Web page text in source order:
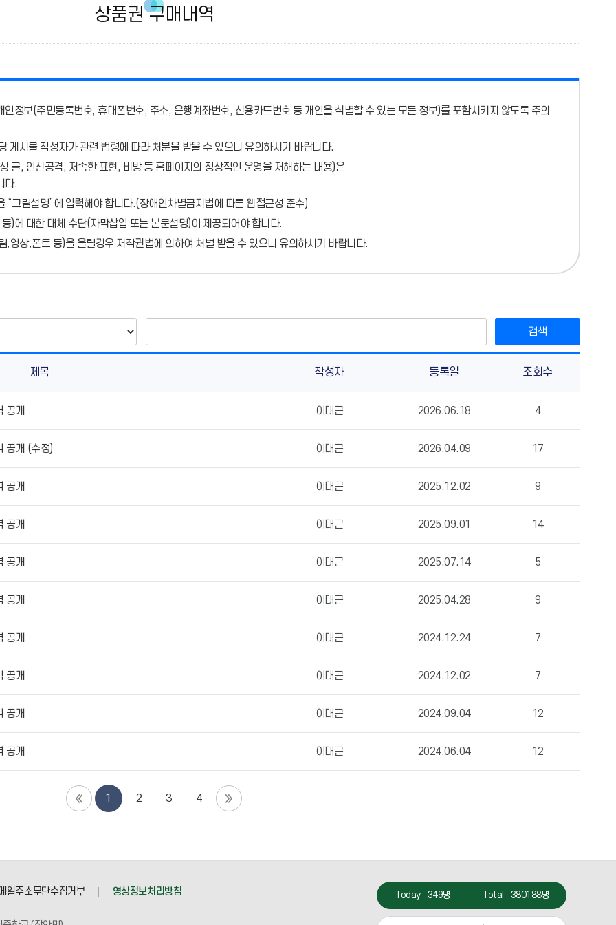
상품권 구매내역
인정보(주민등록번호, 휴대폰번호, 주소, 은행계좌번호, 신용카드번호 등 개인을 식별할 수 있는 모든 정보)를 포함시키지 않도록 주의
게시물 작성자가 관련 법령에 따라 처분을 받을 수 있으니 유의하시기 바랍니다.
글, 인신공격, 저속한 표현, 비방 등 홈페이지의 정상적인 운영을 저해하는 내용)은
다.
“그림설명”에 입력해야 합니다.(장애인차별금지법에 따른 웹접근성 준수)
)에 대한 대체 수단(자막삽입 또는 본문설명)이 제공되어야 합니다.
,영상,폰트 등)을 올릴경우 저작권법에 의하여 처벌 받을 수 있으니 유의하시기 바랍니다.
검색
제목 작성자 등록일 조회수
공개 이대근 2026.06.18 4
공개 (수정) 이대근 2026.04.09 17
공개 이대근 2025.12.02 9
공개 이대근 2025.09.01 14
공개 이대근 2025.07.14 5
공개 이대근 2025.04.28 9
공개 이대근 2024.12.24 7
공개 이대근 2024.12.02 7
공개 이대근 2024.09.04 12
공개 이대근 2024.06.04 12
1 2 3 4
일주소무단수집거부 영상정보처리방침 Today 349명 Total 380188명